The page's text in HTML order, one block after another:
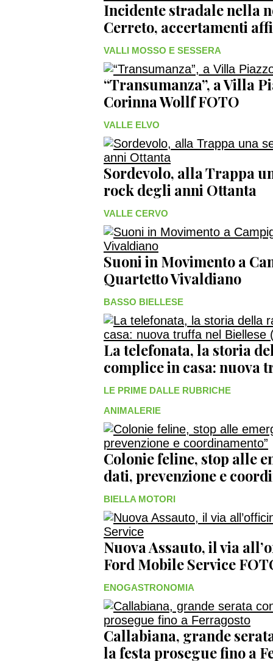
Incidente stradale nella
Cerreto, accertamenti
VALLI MOSSO E SESSERA
“Transumanza”, a Villa
Corinna Wollf FOTO
VALLE ELVO
Sordevolo, alla Trappa
rock degli anni Ottanta
VALLE CERVO
Suoni in Movimento a
Quartetto Vivaldiano
BASSO BIELLESE
La telefonata, la storia
complice in casa: nuova
LE PRIME DALLE RUBRICHE
ANIMALERIE
Colonie feline, stop alle
dati, prevenzione e
BIELLA MOTORI
Nuova Assauto, il via
Ford Mobile Service
ENOGASTRONOMIA
Callabiana, grande
la festa prosegue fino a